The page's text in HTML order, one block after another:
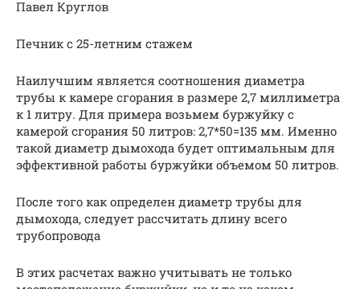
Павел Круглов
Печник с 25-летним стажем
Наилучшим является соотношения диаметра
трубы к камере сгорания в размере 2,7 миллиметра
к 1 литру. Для примера возьмем буржуйку с
камерой сгорания 50 литров: 2,7*50=135 мм. Именно
такой диаметр дымохода будет оптимальным для
эффективной работы буржуйки объемом 50 литров.
После того как определен диаметр трубы для
дымохода, следует рассчитать длину всего
трубопровода
В этих расчетах важно учитывать не только